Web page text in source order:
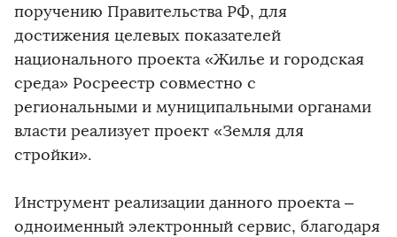
поручению Правительства РФ, для
достижения целевых показателей
национального проекта «Жилье и городская
среда» Росреестр совместно с
региональными и муниципальными органами
власти реализует проект «Земля для
стройки».
Инструмент реализации данного проекта –
одноименный электронный сервис, благодаря